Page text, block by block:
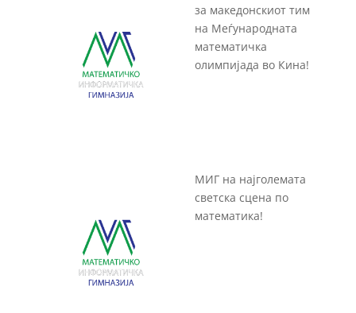
за македонскиот тим
на Меѓународната
математичка
олимпијада во Кина!
МИГ на најголемата
светска сцена по
математика!